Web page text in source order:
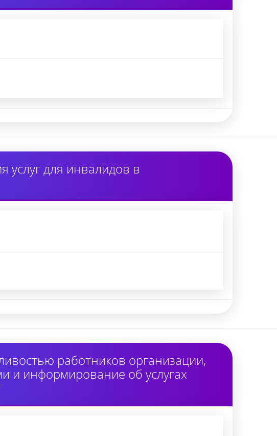
услуг для инвалидов в
работников организации,
и информирование об услугах